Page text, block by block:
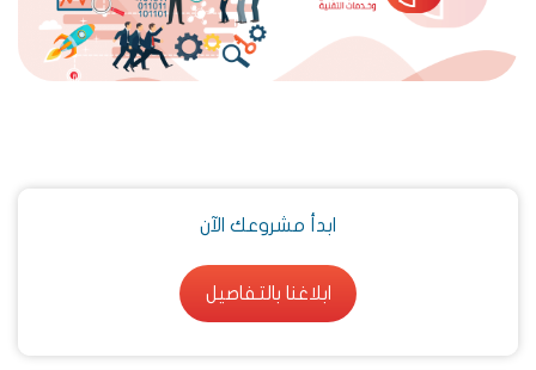
ابدأ مشروعك الآن
ابلاغنا بالتفاصيل
ابلاغنا بالتفاصيل